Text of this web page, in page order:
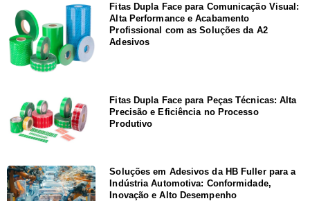
Fitas Dupla Face para Comunicação Visual:
Alta Performance e Acabamento
Profissional com as Soluções da A2
Adesivos
Fitas Dupla Face para Peças Técnicas: Alta
Precisão e Eficiência no Processo
Produtivo
Soluções em Adesivos da HB Fuller para a
Indústria Automotiva: Conformidade,
Inovação e Alto Desempenho